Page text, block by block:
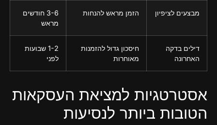
מבצעים לציפיון הזמן מראש להנחות
3-6 חודשים
מראש
דילים בדקה
האחרונה
חיסכון גדול להזמנות
מאוחרות
1-2 שבועות
לפני
אסטרטגיות למציאת העסקאות
הטובות ביותר לנסיעות